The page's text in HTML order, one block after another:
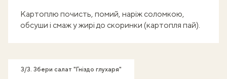
Картоплю почисть, помий, наріж соломкою,
обсуши і смаж у жирі до скоринки (картопля пай).
3/3. Збери салат "Гніздо глухаря"